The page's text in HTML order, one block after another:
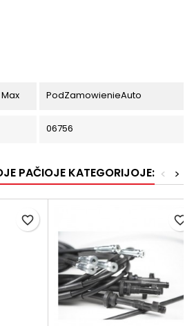
PodZamowienieAuto
06756
PAČIOJE KATEGORIJOJE: >
<
favorite_border favorite_border